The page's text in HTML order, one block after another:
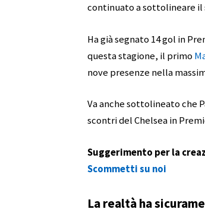
continuato a sottolineare il
Ha già segnato 14 gol in
questa stagione, il primo
nove presenze nella
Va anche sottolineato che
scontri del Chelsea in
Suggerimento per la
Scommetti su noi
La realtà ha